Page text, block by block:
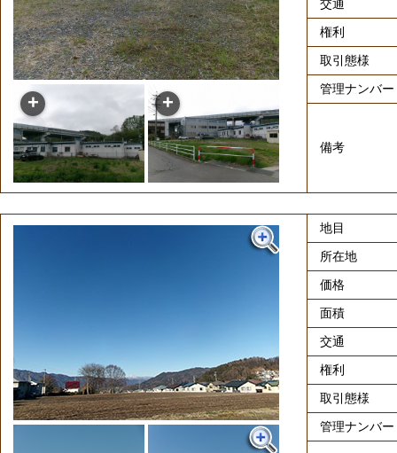
交通
権利
取引態様
管理ナンバー
備考
地目
所在地
価格
面積
交通
権利
取引態様
管理ナンバー